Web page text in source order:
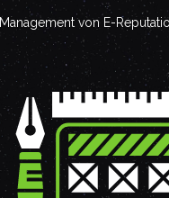
Management von E-